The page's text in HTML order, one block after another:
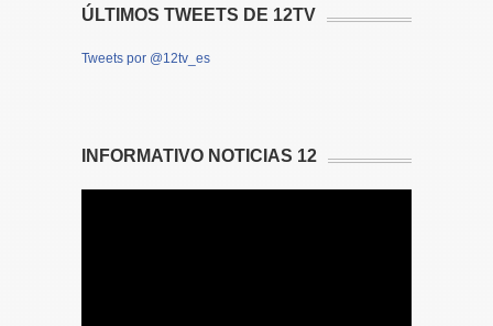
ÚLTIMOS TWEETS DE 12TV
Tweets por @12tv_es
INFORMATIVO NOTICIAS 12